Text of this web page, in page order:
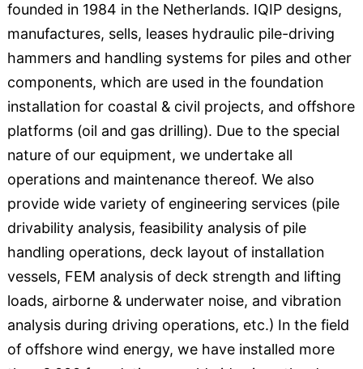
founded in 1984 in the Netherlands. IQIP designs,
manufactures, sells, leases hydraulic pile-driving
hammers and handling systems for piles and other
components, which are used in the foundation
installation for coastal & civil projects, and offshore
platforms (oil and gas drilling). Due to the special
nature of our equipment, we undertake all
operations and maintenance thereof. We also
provide wide variety of engineering services (pile
drivability analysis, feasibility analysis of pile
handling operations, deck layout of installation
vessels, FEM analysis of deck strength and lifting
loads, airborne & underwater noise, and vibration
analysis during driving operations, etc.) In the field
of offshore wind energy, we have installed more